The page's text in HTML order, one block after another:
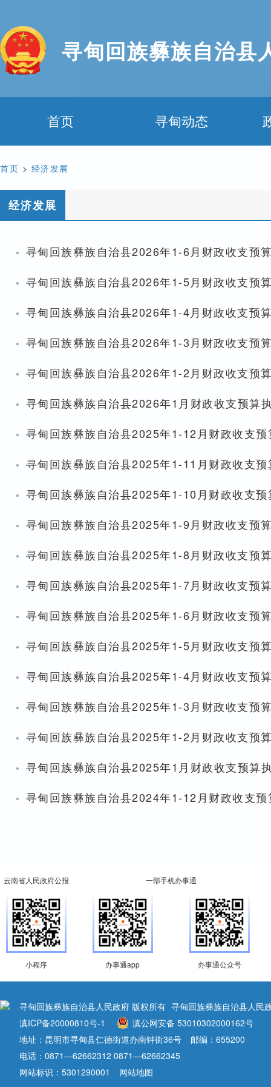
寻甸回族彝族自治县
首页 寻甸动态
首页 > 经济发展
经济发展
· 寻甸回族彝族自治县2026年1-6月财政收支预
· 寻甸回族彝族自治县2026年1-5月财政收支预
· 寻甸回族彝族自治县2026年1-4月财政收支预
· 寻甸回族彝族自治县2026年1-3月财政收支预
· 寻甸回族彝族自治县2026年1-2月财政收支预
· 寻甸回族彝族自治县2026年1月财政收支预算
· 寻甸回族彝族自治县2025年1-12月财政收支
· 寻甸回族彝族自治县2025年1-11月财政收支
· 寻甸回族彝族自治县2025年1-10月财政收支
· 寻甸回族彝族自治县2025年1-9月财政收支预
· 寻甸回族彝族自治县2025年1-8月财政收支预
· 寻甸回族彝族自治县2025年1-7月财政收支预
· 寻甸回族彝族自治县2025年1-6月财政收支预
· 寻甸回族彝族自治县2025年1-5月财政收支预
· 寻甸回族彝族自治县2025年1-4月财政收支预
· 寻甸回族彝族自治县2025年1-3月财政收支预
· 寻甸回族彝族自治县2025年1-2月财政收支预
· 寻甸回族彝族自治县2025年1月财政收支预算
· 寻甸回族彝族自治县2024年1-12月财政收支
云南省人民政府公报
小程序
一部手机办事通
办事通app 办事通公众号
寻甸回族彝族自治县人民政府 版权所有 寻甸回族彝族自治县人民
滇ICP备20000810号-1
滇公网安备 53010302000162号
地址：昆明市寻甸县仁德街道办南钟街36号
邮编：655200
电话：0871—62662312 0871—62662345
网站标识：5301290001
网站地图